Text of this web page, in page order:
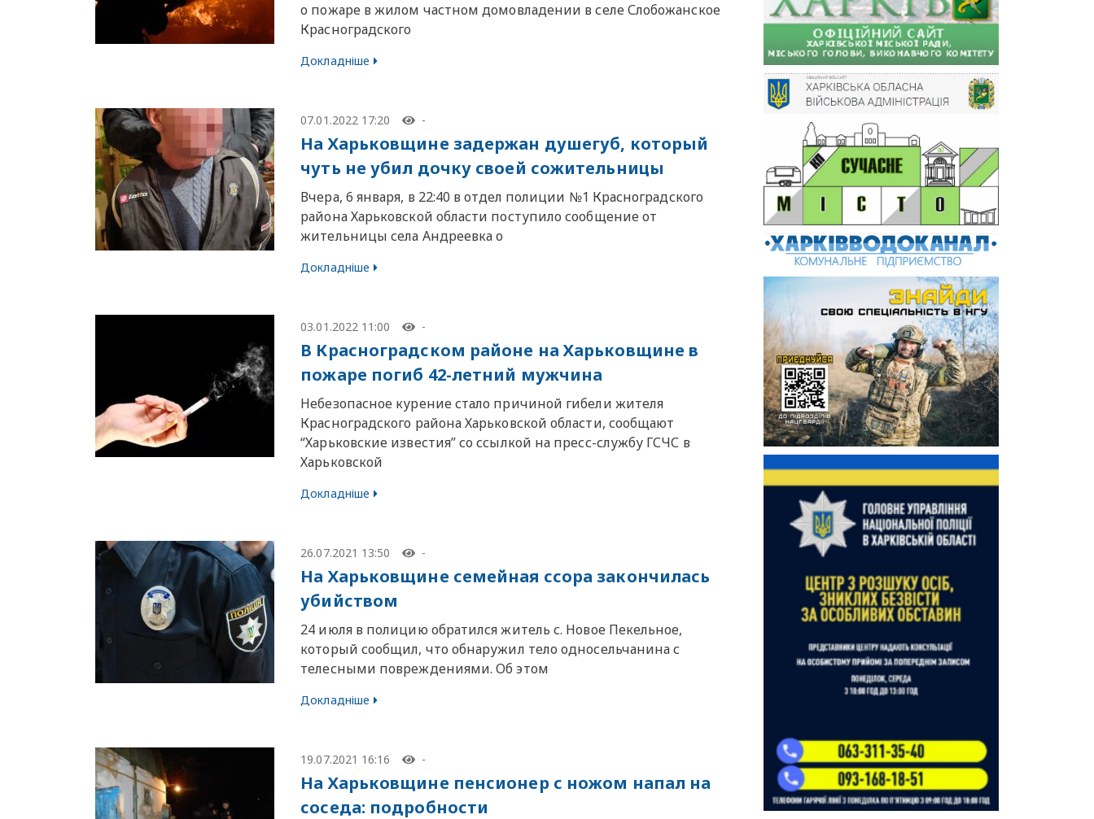
о пожаре в жилом частном домовладении в селе Слобожанское
Красноградского
Докладніше
07.01.2022 17:20 -
На Харьковщине задержан душегуб, который
чуть не убил дочку своей сожительницы
Вчера, 6 января, в 22:40 в отдел полиции №1 Красноградского
района Харьковской области поступило сообщение от
жительницы села Андреевка о
Докладніше
03.01.2022 11:00 -
В Красноградском районе на Харьковщине в
пожаре погиб 42-летний мужчина
Небезопасное курение стало причиной гибели жителя
Красноградского района Харьковской области, сообщают
“Харьковские известия” со ссылкой на пресс-службу ГСЧС в
Харьковской
Докладніше
26.07.2021 13:50 -
На Харьковщине семейная ссора закончилась
убийством
24 июля в полицию обратился житель с. Новое Пекельное,
который сообщил, что обнаружил тело односельчанина с
телесными повреждениями. Об этом
Докладніше
19.07.2021 16:16 -
На Харьковщине пенсионер с ножом напал на
соседа: подробности